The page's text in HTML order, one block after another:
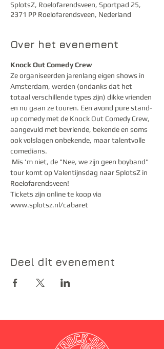
SplotsZ, Roelofarendsveen, Sportpad 25,
2371 PP Roelofarendsveen, Nederland
Over het evenement
Knock Out Comedy Crew
Ze organiseerden jarenlang eigen shows in
Amsterdam, werden (ondanks dat het
totaal verschillende types zijn) dikke vrienden
en nu gaan ze touren. Een avond pure stand-
up comedy met de Knock Out Comedy Crew,
aangevuld met bevriende, bekende en soms
ook volslagen onbekende, maar talentvolle
comedians.
tour komt op Valentijnsdag naar SplotsZ in
Roelofarendsveen!
Tickets zijn online te koop via
www.splotsz.nl/cabaret
Deel dit evenement